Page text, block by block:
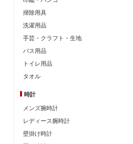
掃除用具
洗濯用品
手芸・クラフト・生地
バス用品
トイレ用品
タオル
時計
メンズ腕時計
レディース腕時計
壁掛け時計